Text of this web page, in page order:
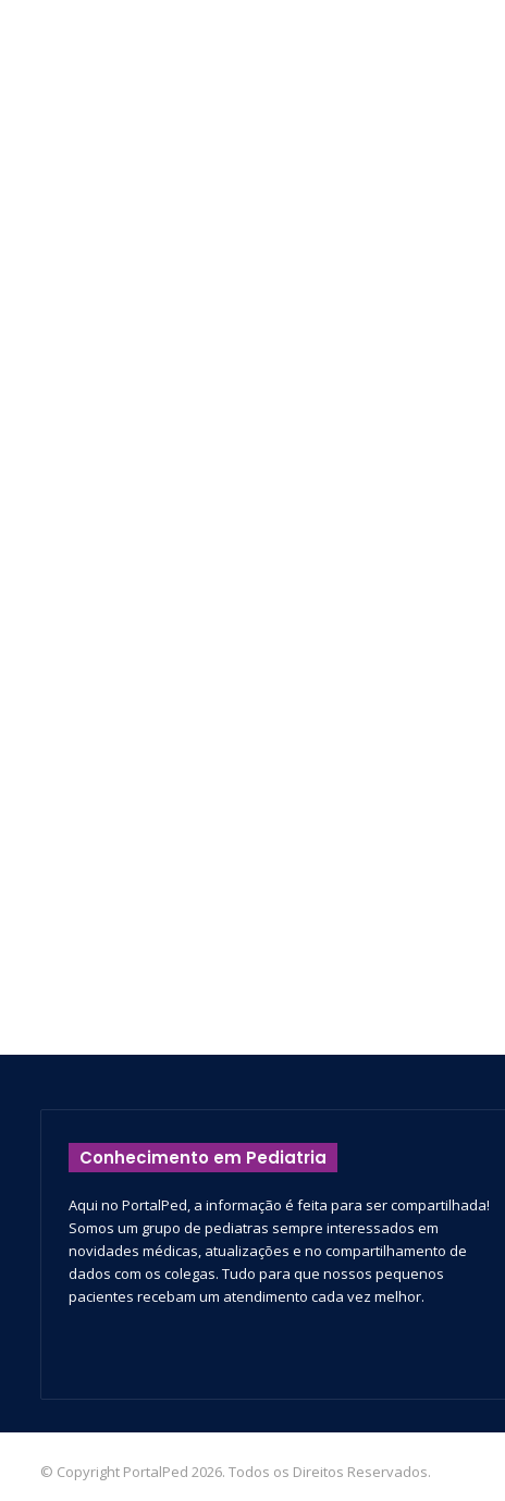
Conhecimento em Pediatria
Aqui no PortalPed, a informação é feita para ser compartilhada!
Somos um grupo de pediatras sempre interessados em
novidades médicas, atualizações e no compartilhamento de
dados com os colegas. Tudo para que nossos pequenos
pacientes recebam um atendimento cada vez melhor.
© Copyright PortalPed 2026. Todos os Direitos Reservados.